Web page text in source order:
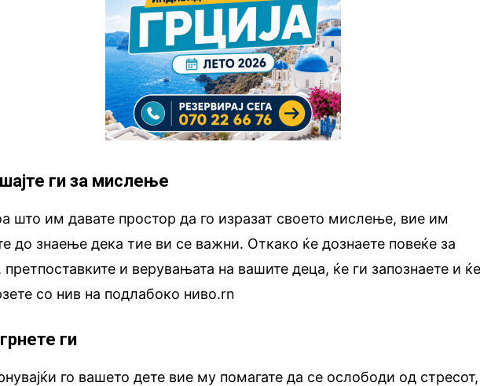
ги за мислење
што им давате простор да го изразат своето мислење, вие им
до знаење дека тие ви се важни. Откако ќе дознаете повеќе за
претпоставките и верувањата на вашите деца, ќе ги запознаете и ќе
со нив на подлабоко ниво.rn
ги
го вашето дете вие му помагате да се ослободи од стресот,